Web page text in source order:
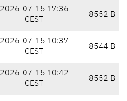
2026-07-15 17:36
CEST
8552 B
2026-07-15 10:37
CEST
8544 B
2026-07-15 10:42
CEST
8552 B